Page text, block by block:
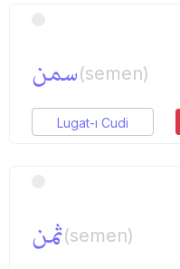
سمن(semen)
Lugat-ı Cudi
ثمن(semen)